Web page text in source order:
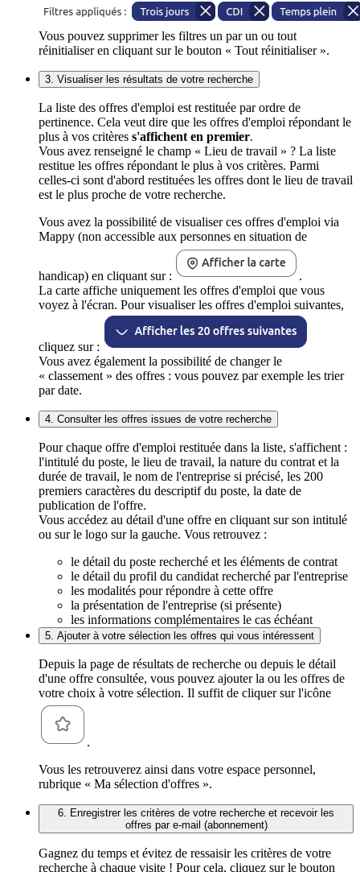
Vous pouvez supprimer les filtres un par un ou tout
réinitialiser en cliquant sur le bouton « Tout réinitialiser ».
3. Visualiser les résultats de votre recherche
La liste des offres d'emploi est restituée par ordre de
pertinence. Cela veut dire que les offres d'emploi répondant le
plus à vos critères s'affichent en premier.
Vous avez renseigné le champ « Lieu de travail » ? La liste
restitue les offres répondant le plus à vos critères. Parmi
celles-ci sont d'abord restituées les offres dont le lieu de travail
est le plus proche de votre recherche.
Vous avez la possibilité de visualiser ces offres d'emploi via
Mappy (non accessible aux personnes en situation de
handicap) en cliquant sur :
.
La carte affiche uniquement les offres d'emploi que vous
voyez à l'écran. Pour visualiser les offres d'emploi suivantes,
cliquez sur :
Vous avez également la possibilité de changer le
« classement » des offres : vous pouvez par exemple les trier
par date.
4. Consulter les offres issues de votre recherche
Pour chaque offre d'emploi restituée dans la liste, s'affichent :
l'intitulé du poste, le lieu de travail, la nature du contrat et la
durée de travail, le nom de l'entreprise si précisé, les 200
premiers caractères du descriptif du poste, la date de
publication de l'offre.
Vous accédez au détail d'une offre en cliquant sur son intitulé
ou sur le logo sur la gauche. Vous retrouvez :
le détail du poste recherché et les éléments de contrat
le détail du profil du candidat recherché par l'entreprise
les modalités pour répondre à cette offre
la présentation de l'entreprise (si présente)
les informations complémentaires le cas échéant
5. Ajouter à votre sélection les offres qui vous intéressent
Depuis la page de résultats de recherche ou depuis le détail
d'une offre consultée, vous pouvez ajouter la ou les offres de
votre choix à votre sélection. Il suffit de cliquer sur l'icône
.
Vous les retrouverez ainsi dans votre espace personnel,
rubrique « Ma sélection d'offres ».
6. Enregistrer les critères de votre recherche et recevoir les
offres par e-mail (abonnement)
Gagnez du temps et évitez de ressaisir les critères de votre
recherche à chaque visite ! Pour cela, cliquez sur le bouton